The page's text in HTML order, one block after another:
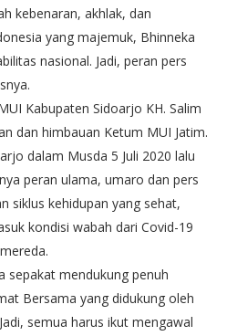
kebenaran, akhlak, dan
yang majemuk, Bhinneka
nasional. Jadi, peran pers
Kabupaten Sidoarjo KH. Salim
dan himbauan Ketum MUI Jatim.
dalam Musda 5 Juli 2020 lalu
peran ulama, umaro dan pers
siklus kehidupan yang sehat,
kondisi wabah dari Covid-19
sepakat mendukung penuh
Bersama yang didukung oleh
semua harus ikut mengawal